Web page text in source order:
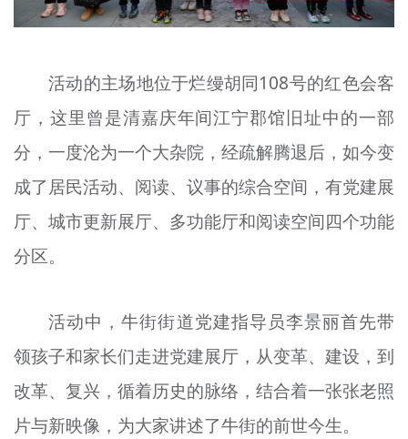
活动的主场地位于烂缦胡同108号的红色会客
厅，这里曾是清嘉庆年间江宁郡馆旧址中的一部
分，一度沦为一个大杂院，经疏解腾退后，如今变
成了居民活动、阅读、议事的综合空间，有党建展
厅、城市更新展厅、多功能厅和阅读空间四个功能
分区。
活动中，牛街街道党建指导员李景丽首先带
领孩子和家长们走进党建展厅，从变革、建设，到
改革、复兴，循着历史的脉络，结合着一张张老照
片与新映像，为大家讲述了牛街的前世今生。